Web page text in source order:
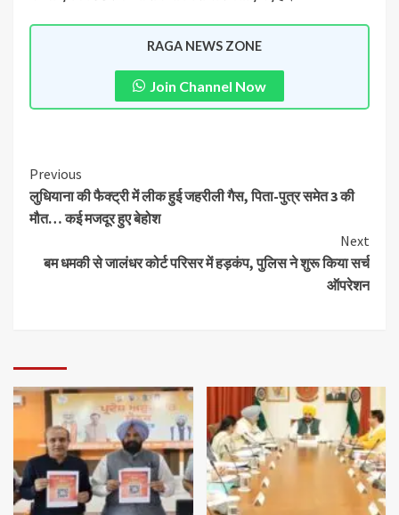
RAGA NEWS ZONE
Join Channel Now
Previous
लुधियाना की फैक्ट्री में लीक हुई जहरीली गैस, पिता-पुत्र समेत 3 की
मौत… कई मजदूर हुए बेहोश
Next
बम धमकी से जालंधर कोर्ट परिसर में हड़कंप, पुलिस ने शुरू किया सर्च
ऑपरेशन